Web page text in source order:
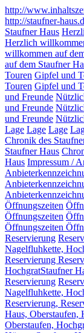
http://
http://staufner-
Staufner Haus
Herzlich
willkommen auf
auf dem Staufner
Touren Gipfel und
Touren Gipfel und
und Freunde
und Freunde
und Freunde
Lage Lage Lage
Chronik des
Staufner Haus
Haus Impressum /
Öffnungszeiten
Öffnungszeiten
Öffnungszeiten
Reservierung
Nagelfluhkette,
Reservierung
HochgratStaufner
Reservierung
Nagelfluhkette,
Reservierung,
Haus, Oberstaufen,
Oberstaufen,